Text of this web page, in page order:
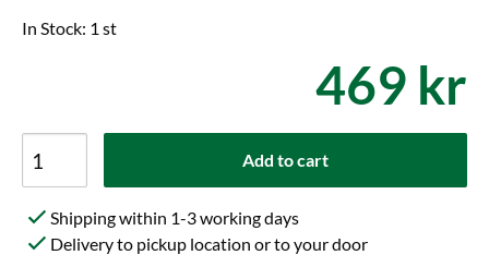
In Stock: 1 st
469 kr
Add to cart
Shipping within 1-3 working days
Delivery to pickup location or to your door